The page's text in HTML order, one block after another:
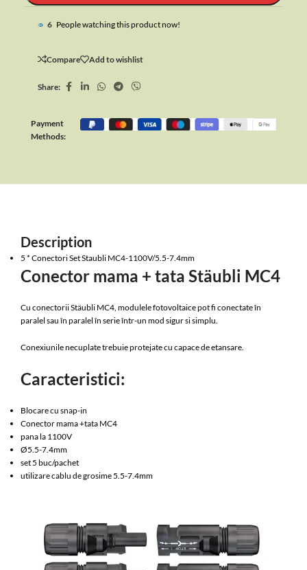
3 People watching this product now!
Compare Add to wishlist
Share:
Payment
Methods:
Description
5 * Conectori Set Staubli MC4-1100V/5.5-7.4mm
Conector mama + tata Stäubli MC4
Cu conectorii Stäubli MC4, modulele fotovoltaice pot fi conectate în
paralel sau în paralel în serie într-un mod sigur si simplu.
Conexiunile necuplate trebuie protejate cu capace de etansare.
Caracteristici:
Blocare cu snap-in
Conector mama +tata MC4
pana la 1100V
Ø5.5-7.4mm
set 5 buc/pachet
utilizare cablu de grosime 5.5-7.4mm